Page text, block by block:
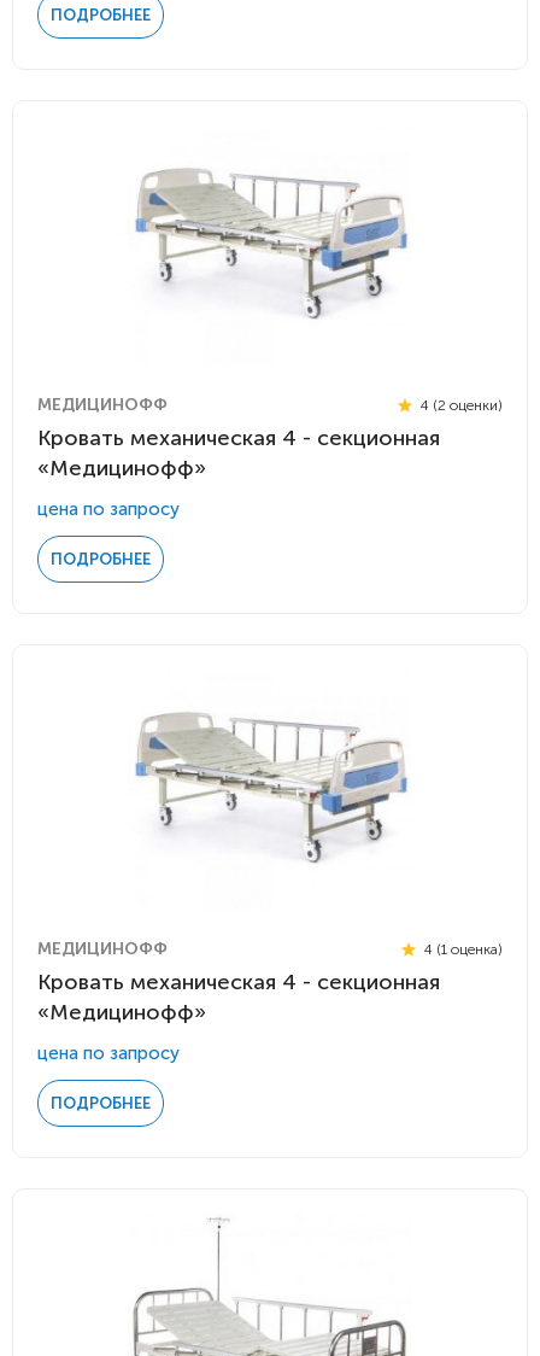
ПОДРОБНЕЕ
МЕДИЦИНОФФ 4 (2 оценки)
Кровать механическая 4 - секционная
«Медицинофф»
цена по запросу
ПОДРОБНЕЕ
МЕДИЦИНОФФ 4 (1 оценка)
Кровать механическая 4 - секционная
«Медицинофф»
цена по запросу
ПОДРОБНЕЕ